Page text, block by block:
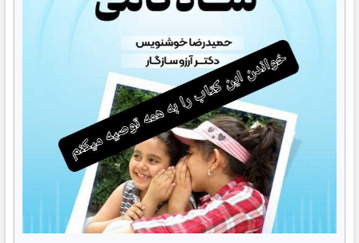
حمیدرضاخوشنویس
دکتر
آرزو
شادکامی مثبت
اندیشی